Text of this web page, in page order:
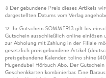
8 Der gebundene Preis dieses Artikels
dargestellten Datums vom Verlag
12 Ihr Gutschein SOMMER13 gilt bis
Gutschein ausschließlich online einlösen
zur Abholung mit Zahlung in der Filiale
gesetzlich preisgebundene Artikel
preisgebundene Kalender, tolino shine
Hugendubel Hörbuch Abo. Der
Geschenkkarten kombinierbar. Eine